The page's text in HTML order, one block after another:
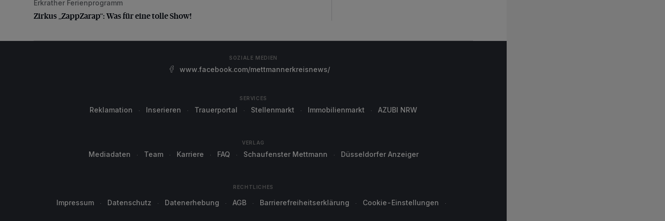
Zirkus „ZappZarap“: Was für eine tolle Show!
Erkrather Ferienprogramm
Zirkus „ZappZarap“: Was für eine tolle Show!
SOZIALE MEDIEN
www.facebook.com/mettmannerkreisnews/
SERVICES
Reklamation Inserieren Trauerportal Stellenmarkt Immobilienmarkt AZUBI NRW
VERLAG
Mediadaten Team Karriere FAQ Schaufenster Mettmann Düsseldorfer Anzeiger
RECHTLICHES
Impressum Datenschutz Datenerhebung AGB Barrierefreiheitserklärung Cookie-Einstellungen